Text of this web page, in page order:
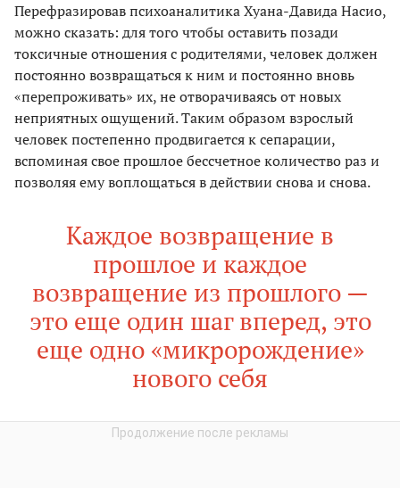
Перефразировав психоаналитика Хуана-Давида Насио,
можно сказать: для того чтобы оставить позади
токсичные отношения с родителями, человек должен
постоянно возвращаться к ним и постоянно вновь
«перепроживать» их, не отворачиваясь от новых
неприятных ощущений. Таким образом взрослый
человек постепенно продвигается к сепарации,
вспоминая свое прошлое бессчетное количество раз и
позволяя ему воплощаться в действии снова и снова.
Каждое возвращение в
прошлое и каждое
возвращение из прошлого —
это еще один шаг вперед, это
еще одно «микророждение»
нового себя